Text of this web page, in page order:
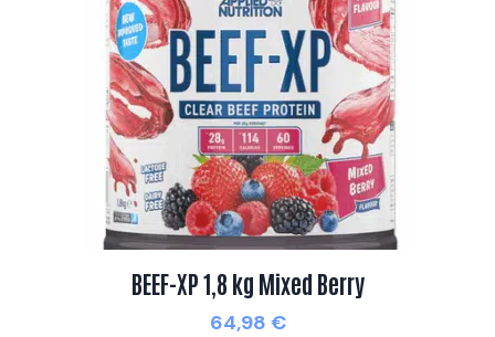
BEEF-XP 1,8 kg Mixed Berry
64,98 €